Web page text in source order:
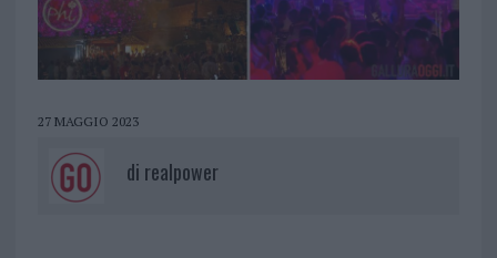
27 MAGGIO 2023
di realpower